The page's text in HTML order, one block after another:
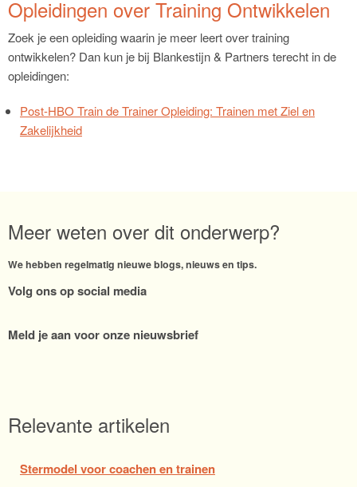
Opleidingen over Training Ontwikkelen
Zoek je een opleiding waarin je meer leert over training
ontwikkelen? Dan kun je bij Blankestijn & Partners terecht in de
opleidingen:
Post-HBO Train de Trainer Opleiding: Trainen met Ziel en
Zakelijkheid
Meer weten over dit onderwerp?
We hebben regelmatig nieuwe blogs, nieuws en tips.
Volg ons op social media
Meld je aan voor onze nieuwsbrief
Relevante artikelen
Stermodel voor coachen en trainen